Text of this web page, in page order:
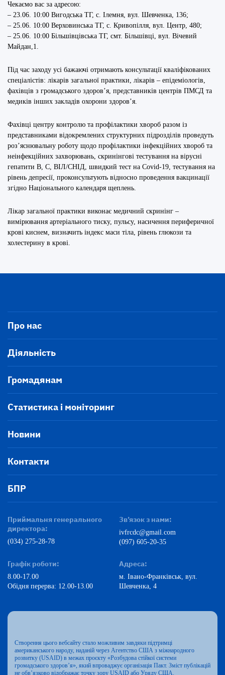
Чекаємо вас за адресою:
– 23.06. 10:00 Вигодська ТГ, с. Ілемня, вул. Шевченка, 136;
– 25.06. 10:00 Верховинська ТГ, с. Кривопілля, вул. Центр, 480;
– 25.06. 10:00 Більшівцівська ТГ, смт. Більшівці, вул. Вічевий
Майдан,1.
Під час заходу усі бажаючі отримають консультації кваліфікованих
спеціалістів: лікарів загальної практики, лікарів – епідеміологів,
фахівців з громадського здоров’я, представників центрів ПМСД та
медиків інших закладів охорони здоровʼя.
Фахівці центру контролю та профілактики хвороб разом із
представниками відокремлених структурних підрозділів проведуть
роз’яснювальну роботу щодо профілактики інфекційних хвороб та
неінфекційних захворювань, скринінгові тестування на вірусні
гепатити В, С, ВІЛ/СНІД, швидкий тест на Covid-19, тестування на
рівень депресії, проконсультують відносно проведення вакцинації
згідно Національного календаря щеплень.
Лікар загальної практики виконає медичний скринінг –
вимірювання артеріального тиску, пульсу, насичення периферичної
крові киснем, визначить індекс маси тіла, рівень глюкози та
холестерину в крові.
Про нас
Діяльність
Громадянам
Статистика і моніторинг
Новини
Контакти
БПР
Приймальня генерального
директора:
(034) 275-28-78
Зв’язок з нами:
ivfrcdc@gmail.com
(097) 605-20-35
Графік роботи:
8.00-17.00
Обідня перерва: 12.00-13.00
Адреса:
м. Івано-Франківськ, вул.
Шевченка, 4
Створення цього вебсайту стало можливим завдяки підтримці
американського народу, наданій через Агентство США з міжнародного
розвитку (USAID) в межах проєкту «Розбудова стійкої системи
громадського здоров’я», який впроваджує організація Пакт. Зміст публікацій
не обв’язково відображає точку зору USAID або Уряду США.